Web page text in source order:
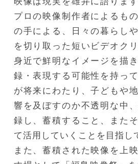
プロの映像制作者によるも
の手による、日々の暮らし
を切り取った短いビデオク
身近で鮮明なイメージを描
録・表現する可能性を持っ
が将来にわたり、子どもや
響を及ぼすのか不透明な中
録し、蓄積すること、また
て活用していくことを目指し
また、蓄積された映像を上